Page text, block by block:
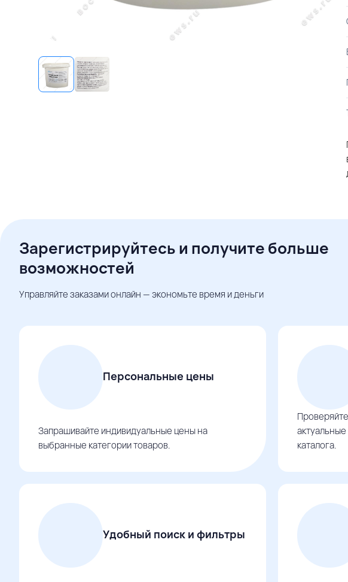
Зарегистрируйтесь и получите больше
возможностей
Управляйте заказами онлайн — экономьте время и деньги
Персональные цены
Запрашивайте индивидуальные цены на
выбранные категории товаров.
каталога.
Удобный поиск и фильтры